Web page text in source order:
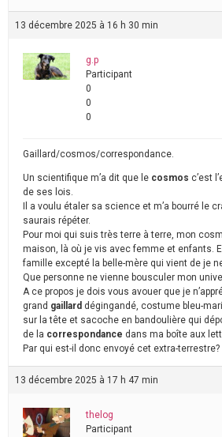
13 décembre 2025 à 16 h 30 min
g.p
Participant
0
0
0
Gaillard/cosmos/correspondance.
Un scientifique m’a dit que le cosmos c’est
de ses lois.
Il a voulu étaler sa science et m’a bourré le
saurais répéter.
Pour moi qui suis très terre à terre, mon
maison, là où je vis avec femme et enfants.
famille excepté la belle-mère qui vient de je
Que personne ne vienne bousculer mon
A ce propos je dois vous avouer que je
grand gaillard dégingandé, costume bleu-
sur la tête et sacoche en bandoulière qui
de la correspondance dans ma boîte aux
Par qui est-il donc envoyé cet extra-terrestre?
13 décembre 2025 à 17 h 47 min
thelog
Participant